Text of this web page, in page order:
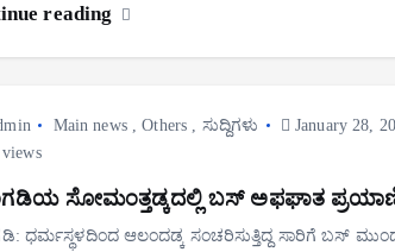
reading
Main news,Others ಸುದ್ದಿಗಳು
January 28,
ಸೋಮಂತ್ತಡ್ಕದಲ್ಲಿ ಬಸ್ ಅಫಘಾತ
ಧರ್ಮಸ್ಥಳದಿಂದ ಆಲಂದಡ್ಕ ಸಂಚರಿಸುತ್ತಿದ್ದ ಸಾರಿಗೆ ಬಸ್